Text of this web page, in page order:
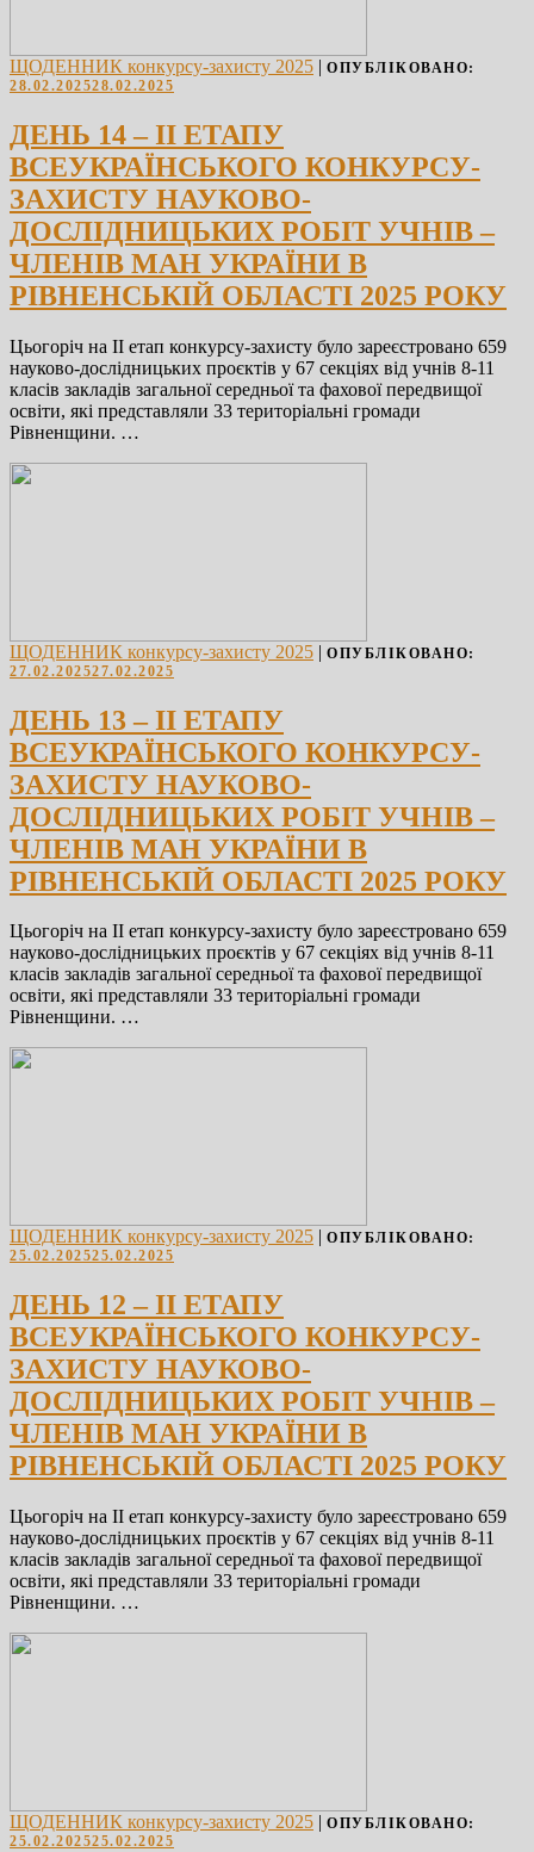
ЩОДЕННИК конкурсу-захисту 2025 | ОПУБЛІКОВАНО:
28.02.202528.02.2025
ДЕНЬ 14 – ІІ ЕТАПУ
ВСЕУКРАЇНСЬКОГО КОНКУРСУ-
ЗАХИСТУ НАУКОВО-
ДОСЛІДНИЦЬКИХ РОБІТ УЧНІВ –
ЧЛЕНІВ МАН УКРАЇНИ В
РІВНЕНСЬКІЙ ОБЛАСТІ 2025 РОКУ
Цьогоріч на ІІ етап конкурсу-захисту було зареєстровано 659
науково-дослідницьких проєктів у 67 секціях від учнів 8-11
класів закладів загальної середньої та фахової передвищої
освіти, які представляли 33 територіальні громади
Рівненщини. …
ЩОДЕННИК конкурсу-захисту 2025 | ОПУБЛІКОВАНО:
27.02.202527.02.2025
ДЕНЬ 13 – ІІ ЕТАПУ
ВСЕУКРАЇНСЬКОГО КОНКУРСУ-
ЗАХИСТУ НАУКОВО-
ДОСЛІДНИЦЬКИХ РОБІТ УЧНІВ –
ЧЛЕНІВ МАН УКРАЇНИ В
РІВНЕНСЬКІЙ ОБЛАСТІ 2025 РОКУ
Цьогоріч на ІІ етап конкурсу-захисту було зареєстровано 659
науково-дослідницьких проєктів у 67 секціях від учнів 8-11
класів закладів загальної середньої та фахової передвищої
освіти, які представляли 33 територіальні громади
Рівненщини. …
ЩОДЕННИК конкурсу-захисту 2025 | ОПУБЛІКОВАНО:
25.02.202525.02.2025
ДЕНЬ 12 – ІІ ЕТАПУ
ВСЕУКРАЇНСЬКОГО КОНКУРСУ-
ЗАХИСТУ НАУКОВО-
ДОСЛІДНИЦЬКИХ РОБІТ УЧНІВ –
ЧЛЕНІВ МАН УКРАЇНИ В
РІВНЕНСЬКІЙ ОБЛАСТІ 2025 РОКУ
Цьогоріч на ІІ етап конкурсу-захисту було зареєстровано 659
науково-дослідницьких проєктів у 67 секціях від учнів 8-11
класів закладів загальної середньої та фахової передвищої
освіти, які представляли 33 територіальні громади
Рівненщини. …
ЩОДЕННИК конкурсу-захисту 2025 | ОПУБЛІКОВАНО:
25.02.202525.02.2025